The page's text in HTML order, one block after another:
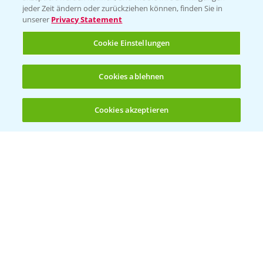
1:41
Welches Frühjahrsherbizid im Weizen
einsetzen?
(noch 4)
jeder Zeit ändern oder zurückziehen können, finden Sie in
unserer Privacy Statement
Cookie Einstellungen
Cookies ablehnen
Cookies akzeptieren